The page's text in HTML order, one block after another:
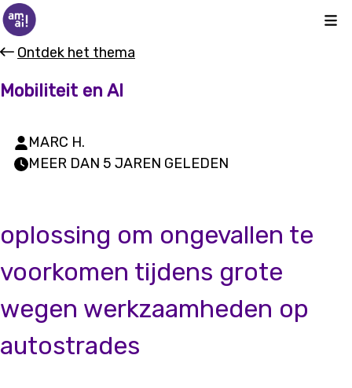
Ontdek het thema
Mobiliteit en AI
MARC H.
MEER DAN 5 JAREN GELEDEN
oplossing om ongevallen te
voorkomen tijdens grote
wegen werkzaamheden op
autostrades